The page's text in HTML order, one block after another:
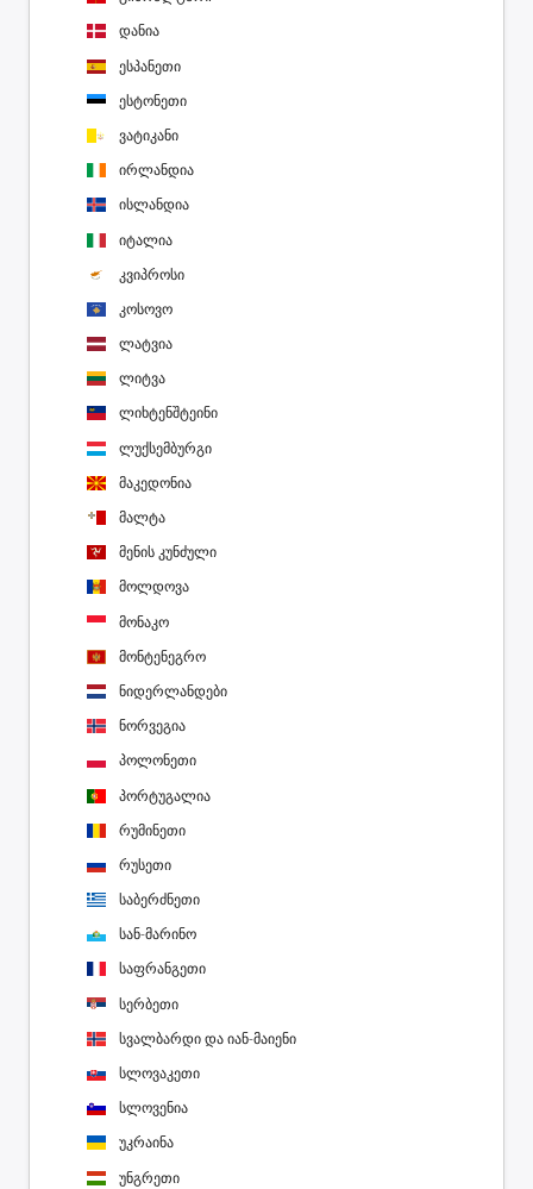
დანია
ესპანეთი
ესტონეთი
ვატიკანი
ირლანდია
ისლანდია
იტალია
კვიპროსი
კოსოვო
ლატვია
ლიტვა
ლიხტენშტეინი
ლუქსემბურგი
მაკედონია
მალტა
მენის კუნძული
მოლდოვა
მონაკო
მონტენეგრო
ნიდერლანდები
ნორვეგია
პოლონეთი
პორტუგალია
რუმინეთი
რუსეთი
საბერძნეთი
სან-მარინო
საფრანგეთი
სერბეთი
სვალბარდი და იან-მაიენი
სლოვაკეთი
სლოვენია
უკრაინა
უნგრეთი